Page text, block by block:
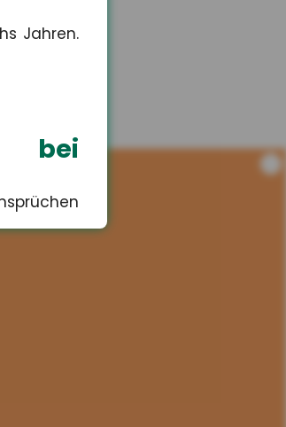
Jahren.
bei
für
könnte